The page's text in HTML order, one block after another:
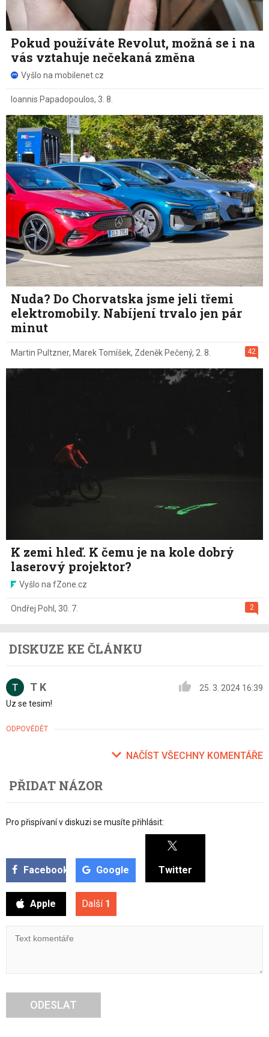
Pokud používáte Revolut, možná se i na
vás vztahuje nečekaná změna
Vyšlo na mobilenet.cz
Ioannis Papadopoulos, 3. 8.
Nuda? Do Chorvatska jsme jeli třemi
elektromobily. Nabíjení trvalo jen pár
minut
42
Martin Pultzner, Marek Tomíšek, Zdeněk Pečený, 2. 8.
K zemi hleď. K čemu je na kole dobrý
laserový projektor?
Vyšlo na fZone.cz
2
Ondřej Pohl , 30. 7.
DISKUZE KE ČLÁNKU
T K
25. 3. 2024 16:39
Uz se tesim!
ODPOVĚDĚT
NAČÍST VŠECHNY KOMENTÁŘE
PŘIDAT NÁZOR
Pro přispívaní v diskuzi se musíte přihlásit:
Facebook Google Twitter
Apple Další 1
ODESLAT